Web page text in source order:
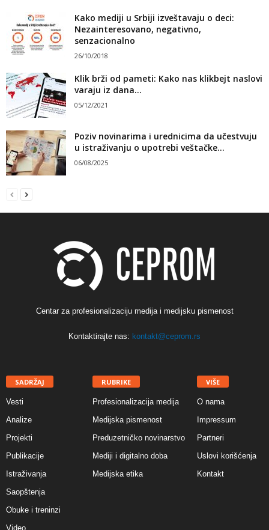
Kako mediji u Srbiji izveštavaju o deci:
Nezainteresovano, negativno,
senzacionalno
26/10/2018
Klik brži od pameti: Kako nas klikbejt naslovi
varaju iz dana...
05/12/2021
Poziv novinarima i urednicima da učestvuju
u istraživanju o upotrebi veštačke...
06/08/2025
Centar za profesionalizaciju medija i medijsku pismenost
Kontaktirajte nas: kontakt@ceprom.rs
SADRŽAJ
Vesti
Analize
Projekti
Publikacije
Istraživanja
Saopštenja
Obuke i treninzi
Video
RUBRIKE
Profesionalizacija medija
Medijska pismenost
Preduzetničko novinarstvo
Mediji i digitalno doba
Medijska etika
VIŠE
O nama
Impressum
Partneri
Uslovi korišćenja
Kontakt